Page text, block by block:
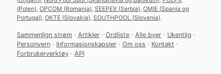
(Polen), OPCOM (Romania), SEEPEX (Serbia), OMIE (Spania og
Portugal), OKTE (Slovakia), SOUTHPOOL (Slovenia).
Sammenlign strøm · Artikler · Ordliste · Alle byer · Ukentlig ·
Personvern · Informasjonskapsler · Om oss · Kontakt ·
Forbrukerverktøy · API